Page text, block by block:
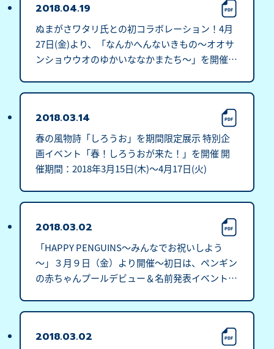
2018.04.19
ぬまがさワタリ氏との初コラボレーション！4月
27日(金)より、「なんかへんないきもの～オオサ
ンショウウオのゆかいななかまたち～」を開催 9
2018.03.14
春の風物詩「しろうお」を期間限定展示 特別企
画イベント「春！しろうおが来た！」を開催 開
催期間：2018年3月15日(木)～4月17日(火)
2018.03.02
「HAPPY PENGUINS～みんなでお祝いしよう
～」３月９日（金）より開催～初日は、ペンギン
の赤ちゃんプールデビュー＆名前発表イベントを
2018.03.02